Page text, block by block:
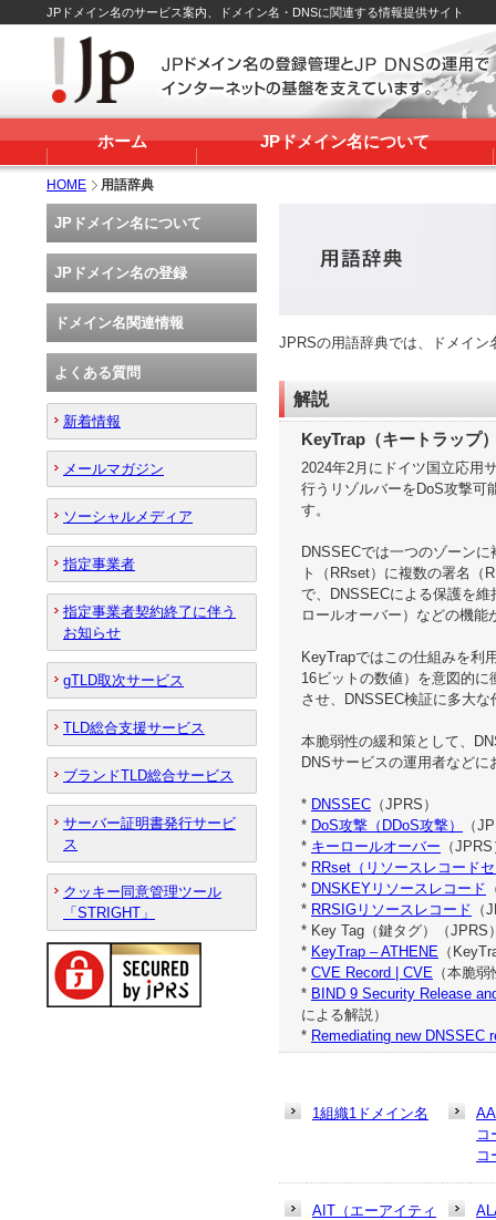
JPドメイン名のサービス案内、ドメイン名・DNSに関連する情報提供サイト
ホーム JPドメイン名について
HOME 用語辞典
JPRSの用語辞典では、ドメイ
解説
KeyTrap（キートラップ
2024年2月にドイツ国立応用
行うリゾルバーをDoS攻撃可
す。
DNSSECでは一つのゾーン
ト（RRset）に複数の署名（
で、DNSSECによる保護を
ロールオーバー）などの機能
KeyTrapではこの仕組みを利
16ビットの数値）を意図的
させ、DNSSEC検証に多大
本脆弱性の緩和策として、
DNSサービスの運用者など
* DNSSEC （JPRS）
* DoS攻撃（DDoS攻撃）
（
* キーロールオーバー （
* RRset（リソースレコード
* DNSKEYリソースレコード
* RRSIGリソースレコード （
* Key Tag（鍵タグ）（JPRS
* KeyTrap – ATHENE （
* CVE Record | CVE （本脆
* BIND 9 Security Release
による解説）
* Remediating new DNSSEC
1組織1ドメイン名
コ
コ
AIT（エーアイティ
JPドメイン名について
JPドメイン名の登録
ドメイン名関連情報
よくある質問
新着情報
メールマガジン
ソーシャルメディア
指定事業者
指定事業者契約終了に伴う
お知らせ
gTLD取次サービス
TLD総合支援サービス
ブランドTLD総合サービス
サーバー証明書発行サービ
ス
クッキー同意管理ツール
「STRIGHT」